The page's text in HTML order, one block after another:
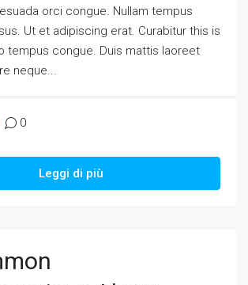
orci congue. Nullam tempus
Ut et adipiscing erat. Curabitur this is
tempus congue. Duis mattis laoreet
neque...
0
Leggi di più